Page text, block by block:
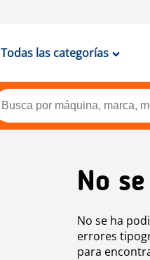
Todas las categorías
No
No se ha
errores
para